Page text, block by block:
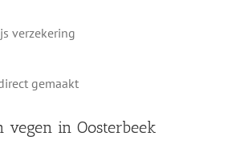
verzekering
gemaakt
vegen in Oosterbeek